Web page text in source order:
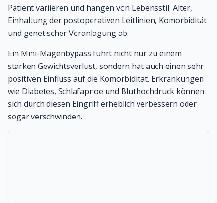
Patient variieren und hängen von Lebensstil, Alter,
Einhaltung der postoperativen Leitlinien, Komorbidität
und genetischer Veranlagung ab.
Ein Mini-Magenbypass führt nicht nur zu einem
starken Gewichtsverlust, sondern hat auch einen sehr
positiven Einfluss auf die Komorbidität. Erkrankungen
wie Diabetes, Schlafapnoe und Bluthochdruck können
sich durch diesen Eingriff erheblich verbessern oder
sogar verschwinden.